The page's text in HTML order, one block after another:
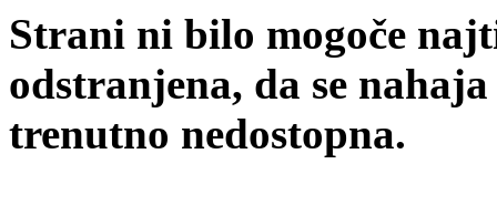
Strani ni bilo mogoče
odstranjena, da se
trenutno nedostopna.